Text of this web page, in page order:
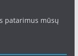
patarimus mūsų